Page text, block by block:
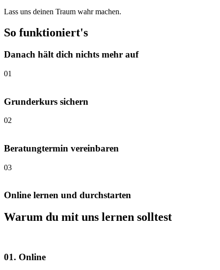
Lass uns deinen Traum wahr machen.
So funktioniert's
Danach hält dich nichts mehr auf
01
Grunderkurs sichern
02
Beratungtermin vereinbaren
03
Online lernen und durchstarten
Warum du mit uns lernen solltest
01. Online